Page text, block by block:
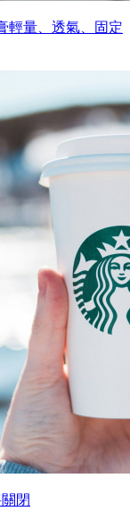
輕量、透氣、固定
閉